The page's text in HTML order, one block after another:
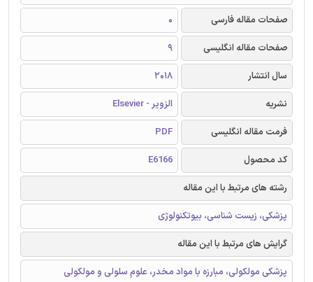
صفحات مقاله فارسی
0
صفحات مقاله انگلیسی
9
سال انتشار
2018
نشریه
الزویر - Elsevier
فرمت مقاله انگلیسی
PDF
کد محصول
E6166
رشته های مرتبط با این مقاله
پزشکی، زیست شناسی، بیوتکنولوژی
گرایش های مرتبط با این مقاله
پزشکی مولکولی، مبارزه با مواد مخدر، علوم سلولی و مولکولی